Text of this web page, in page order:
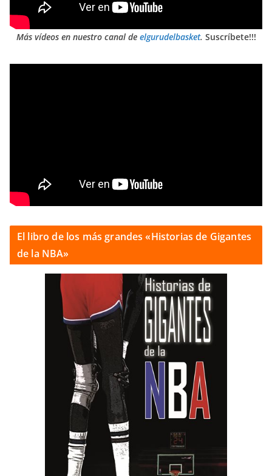
Más vídeos en nuestro canal de elgurudelbasket. Suscríbete!!!
El libro de los más grandes «Historias de Gigantes
de la NBA»